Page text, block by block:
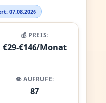
07.08.2026
💰 PREIS:
€29-€146/Monat
👁️ AUFRUFE:
87